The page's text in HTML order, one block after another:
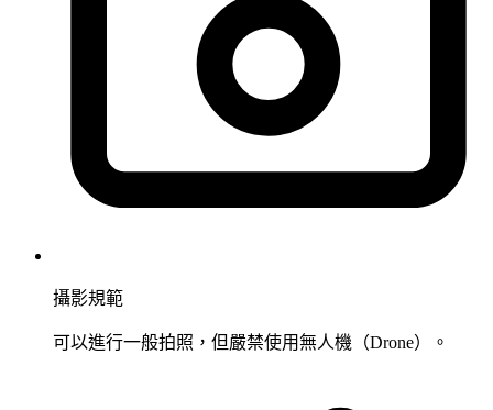
攝影規範
可以進行一般拍照，但嚴禁使用無人機（Drone）。